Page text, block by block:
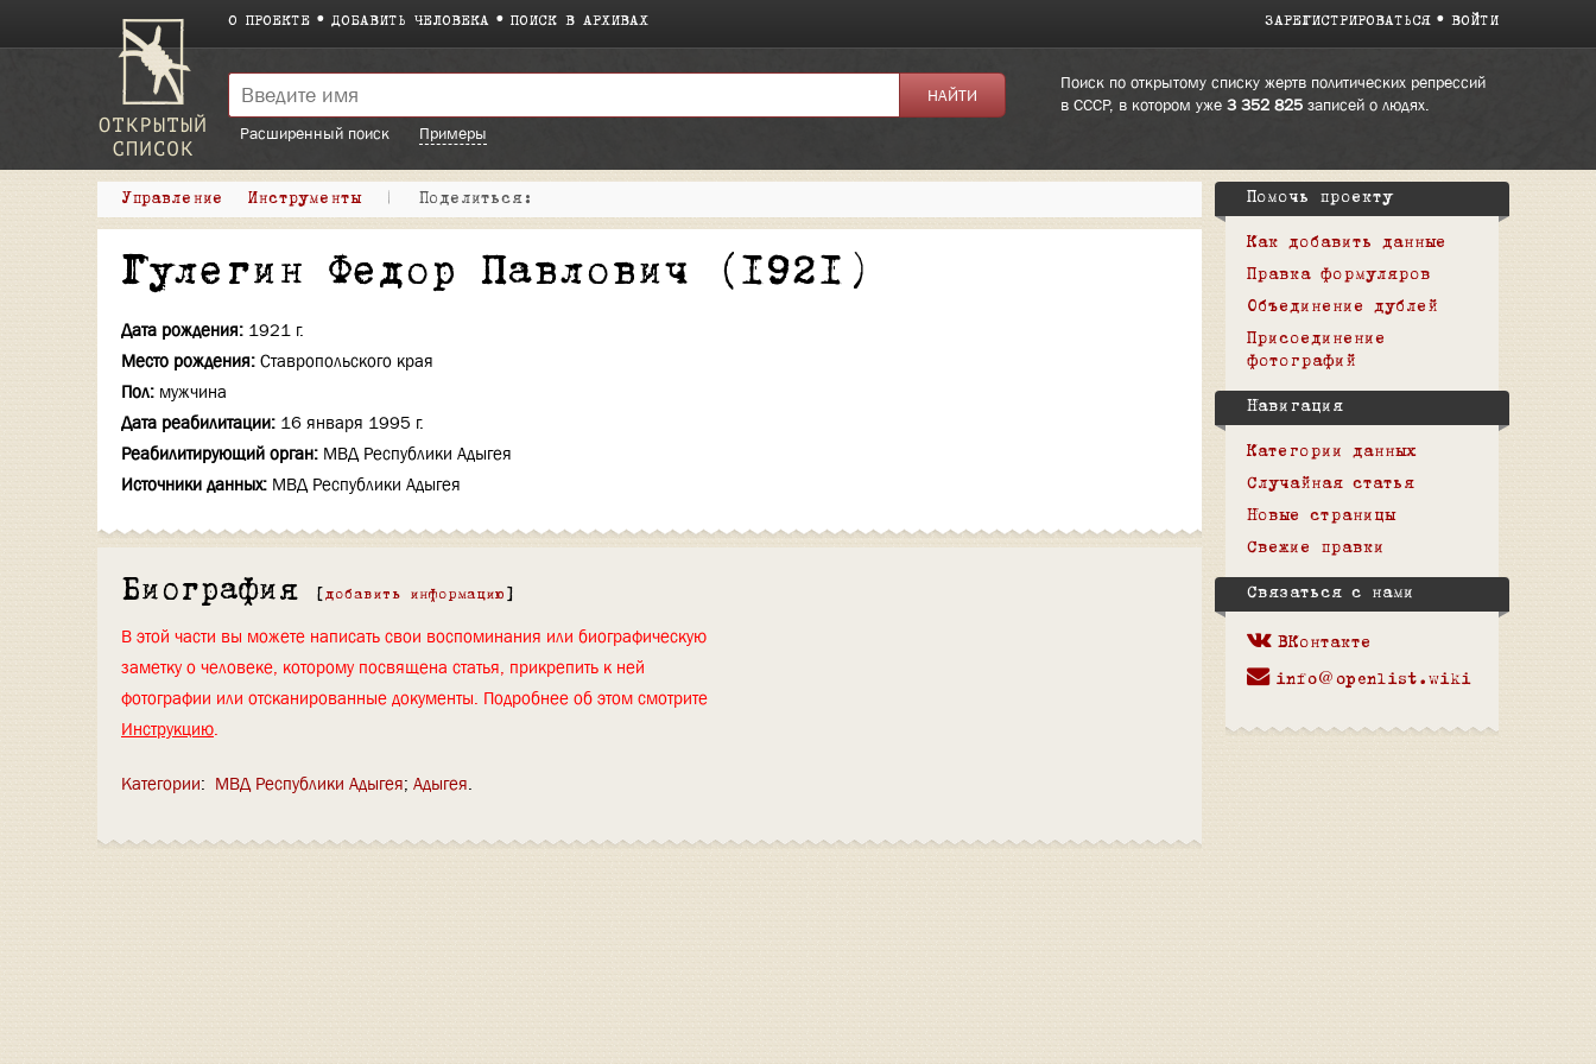
О ПРОЕКТЕ ДОБАВИТЬ ЧЕЛОВЕКА ПОИСК В АРХИВАХ ЗАРЕГИСТРИРОВАТЬСЯ ВОЙТИ
Поиск по открытому списку жертв политических репрессий
в СССР, в котором уже 3 352 825записей о людях.
Расширенный поиск
Примеры
Управление Инструменты | Поделиться:
Гулегин Федор Павлович (1921)
Дата рождения: 1921 г.
Место рождения: Ставропольского края
Пол: мужчина
Дата реабилитации: 16 января 1995 г.
Реабилитирующий орган: МВД Республики Адыгея
Источники данных: МВД Республики Адыгея
Биография [ добавить информацию ]
В этой части вы можете написать свои воспоминания или биографическую
заметку о человеке, которому посвящена статья, прикрепить к ней
фотографии или отсканированные документы. Подробнее об этом смотрите
Инструкцию.
Категории: МВД Республики Адыгея Адыгея
Помочь проекту
Как добавить данные
Правка формуляров
Объединение дублей
Присоединение
фотографий
Навигация
Категории данных
Случайная статья
Новые страницы
Свежие правки
Связаться с нами
ВКонтакте
info@openlist.wiki